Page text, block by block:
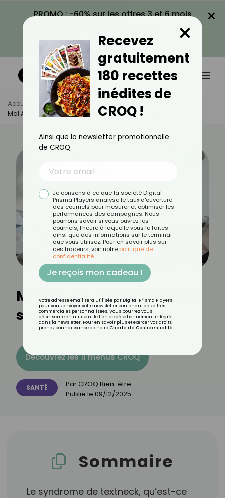
PROMO : -60% sur les offres 3 et 6 mois
VOIR LA PROMO
×
Accueil Actus
Santé
Mal Au Cou ? Découvrez Le Syndrome De Textneck
Mal au cou ? Découvrez le
syndrome de textneck
Découvrez les 11 menus CROQ
SANTÉ Par CROQ Bien-être
Publié le 09/12/2025
Sommaire
Le syndrome de textneck, qu’est-ce
Recevez
gratuitement
180 recettes
inédites de
CROQ !
×
Ainsi que la newsletter promotionnelle
de CROQ.
Je consens à ce que la société Digital
Prisma Players analyse le taux d'ouverture
des courriels pour mesurer et optimiser les
performances des campagnes. Nous
pourrons savoir si vous ouvrez les
courriels, l'heure à laquelle vous le faites
ainsi que des informations sur le terminal
que vous utilisez. Pour en savoir plus sur
ces traceurs, voir notre politique de
confidentialité.
Je reçois mon cadeau !
Votre adresse email sera utilisée par Digital Prisma Players
pour vous envoyer votre newsletter contenant des offres
commerciales personnalisées. Vous pourrez vous
désinscrire en utilisant le lien de désabonnement intégré
dans la newsletter. Pour en savoir plus et exercer vos droits,
prenez connaissance de notre Charte de Confidentialité.